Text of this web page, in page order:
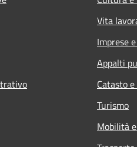
Vita
Imprese
Appalti
Catasto
Turismo
Mobilità